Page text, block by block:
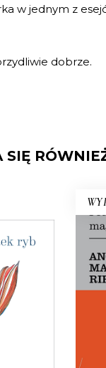
w jednym z
dobrze.
SIĘ
w
bez
trudno
o